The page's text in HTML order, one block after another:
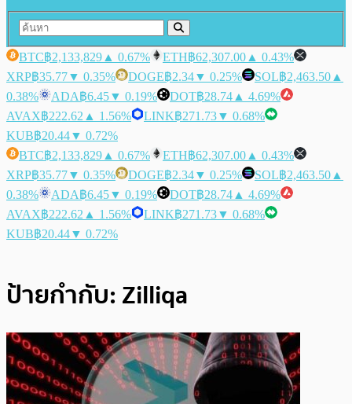
BTC฿2,133,829 ▲ 0.67% ETH฿62,307.00 ▲ 0.43%
XRP฿35.77▼ 0.35% DOGE฿2.34▼ 0.25% SOL฿2,463.50 ▲
0.38%
ADA฿6.45▼ 0.19% DOT฿28.74 ▲ 4.69%
AVAX฿222.62 ▲ 1.56% LINK฿271.73▼ 0.68%
KUB฿20.44▼ 0.72%
BTC฿2,133,829 ▲ 0.67% ETH฿62,307.00 ▲ 0.43%
XRP฿35.77▼ 0.35% DOGE฿2.34▼ 0.25% SOL฿2,463.50 ▲
0.38%
ADA฿6.45▼ 0.19% DOT฿28.74 ▲ 4.69%
AVAX฿222.62 ▲ 1.56% LINK฿271.73▼ 0.68%
KUB฿20.44▼ 0.72%
ป้ายกำกับ: Zilliqa